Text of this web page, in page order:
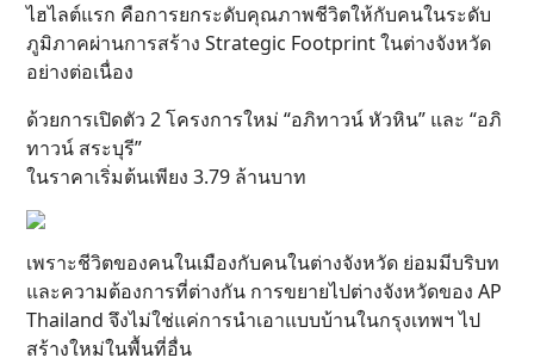
ไฮไลต์แรก คือการยกระดับคุณภาพชีวิตให้กับคนในระดับ
ภูมิภาคผ่านการสร้าง Strategic Footprint ในต่างจังหวัด
อย่างต่อเนื่อง
ด้วยการเปิดตัว 2 โครงการใหม่ “อภิทาวน์ หัวหิน” และ “อภิ
ทาวน์ สระบุรี”
ในราคาเริ่มต้นเพียง 3.79 ล้านบาท
เพราะชีวิตของคนในเมืองกับคนในต่างจังหวัด ย่อมมีบริบท
และความต้องการที่ต่างกัน การขยายไปต่างจังหวัดของ AP
Thailand จึงไม่ใช่แค่การนำเอาแบบบ้านในกรุงเทพฯ ไป
สร้างใหม่ในพื้นที่อื่น